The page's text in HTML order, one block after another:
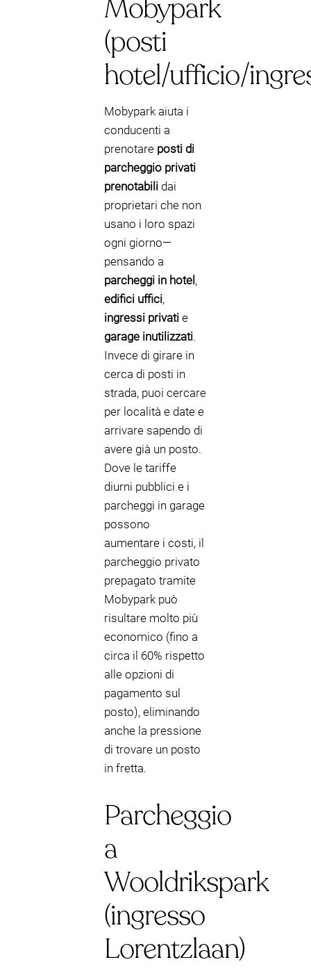
Mobypark
(posti
hotel/ufficio/
Mobypark aiuta i
conducenti a
prenotare posti di
parcheggio privati
prenotabili dai
proprietari che non
usano i loro spazi
ogni giorno—
pensando a
parcheggi in hotel ,
edifici uffici,
ingressi privati e
garage inutilizzati.
Invece di girare in
cerca di posti in
strada, puoi cercare
per località e date e
arrivare sapendo di
avere già un posto.
Dove le tariffe
diurni pubblici e i
parcheggi in garage
possono
aumentare i costi, il
parcheggio privato
prepagato tramite
Mobypark può
risultare molto più
economico (fino a
circa il 60% rispetto
alle opzioni di
pagamento sul
posto), eliminando
anche la pressione
di trovare un posto
in fretta.
Parcheggio
a
Wooldrikspark
(ingresso
Lorentzlaan)